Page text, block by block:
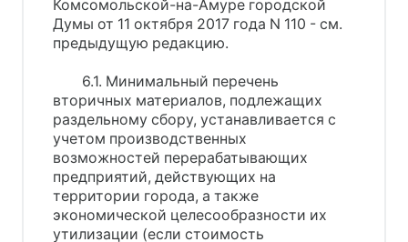
Комсомольской-на-Амуре городской
Думы от 11 октября 2017 года N 110 - см.
предыдущую редакцию.
6.1. Минимальный перечень
вторичных материалов, подлежащих
раздельному сбору, устанавливается с
учетом производственных
возможностей перерабатывающих
предприятий, действующих на
территории города, а также
экономической целесообразности их
утилизации (если стоимость